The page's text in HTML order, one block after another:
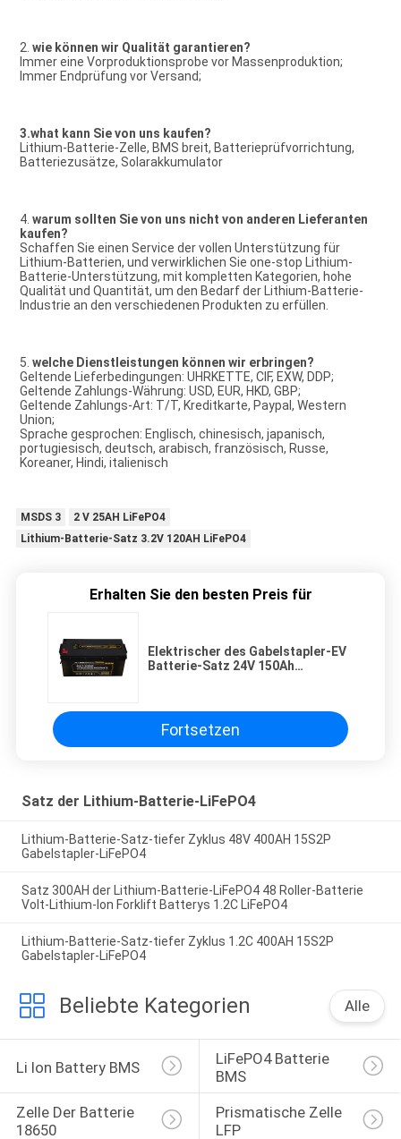
2. wie können wir Qualität garantieren?
Immer eine Vorproduktionsprobe vor Massenproduktion;
Immer Endprüfung vor Versand;
3.what kann Sie von uns kaufen?
Lithium-Batterie-Zelle, BMS breit, Batterieprüfvorrichtung,
Batteriezusätze, Solarakkumulator
4. warum sollten Sie von uns nicht von anderen Lieferanten
kaufen?
Schaffen Sie einen Service der vollen Unterstützung für
Lithium-Batterien, und verwirklichen Sie one-stop Lithium-
Batterie-Unterstützung, mit kompletten Kategorien, hohe
Qualität und Quantität, um den Bedarf der Lithium-Batterie-
Industrie an den verschiedenen Produkten zu erfüllen.
5. welche Dienstleistungen können wir erbringen?
Geltende Lieferbedingungen: UHRKETTE, CIF, EXW, DDP;
Geltende Zahlungs-Währung: USD, EUR, HKD, GBP;
Geltende Zahlungs-Art: T/T, Kreditkarte, Paypal, Western
Union;
Sprache gesprochen: Englisch, chinesisch, japanisch,
portugiesisch, deutsch, arabisch, französisch, Russe,
Koreaner, Hindi, italienisch
MSDS 3
2 V 25AH LiFePO4
Lithium-Batterie-Satz 3.2V 120AH LiFePO4
Erhalten Sie den besten Preis für
Elektrischer des Gabelstapler-EV
Batterie-Satz 24V 150Ah
Fortsetzen
Satz der Lithium-Batterie-LiFePO4
Lithium-Batterie-Satz-tiefer Zyklus 48V 400AH 15S2P
Gabelstapler-LiFePO4
Satz 300AH der Lithium-Batterie-LiFePO4 48 Roller-Batterie
Volt-Lithium-Ion Forklift Batterys 1.2C LiFePO4
Lithium-Batterie-Satz-tiefer Zyklus 1.2C 400AH 15S2P
Gabelstapler-LiFePO4
Beliebte Kategorien Alle
Li Ion Battery BMS
LiFePO4 Batterie
BMS
Zelle Der Batterie
18650
Prismatische Zelle
LFP